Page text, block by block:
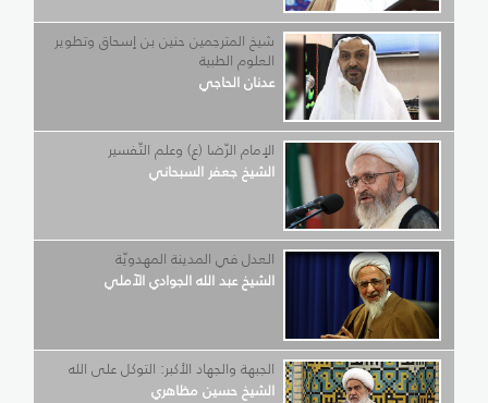
شيخ المترجمين حنين بن إسحاق وتطوير
العلوم الطبية
عدنان الحاجي
الإمام الرّضا (ع) وعلم التّفسير
الشيخ جعفر السبحاني
العدل في المدينة المهدويّة
الشيخ عبد الله الجوادي الآملي
الجبهة والجهاد الأكبر: التوكل على الله
الشيخ حسين مظاهري